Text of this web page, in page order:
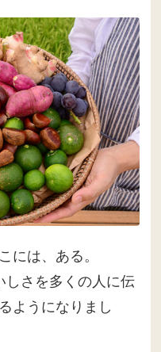
には、ある。
しさを多くの人に伝
ようになりまし